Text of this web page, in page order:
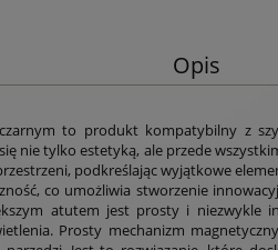
Opis
to produkt kompatybilny z
nie tylko estetyką, ale przede
podkreślając wyjątkowe
co umożliwia stworzenie
atutem jest prosty i
Prosty mechanizm